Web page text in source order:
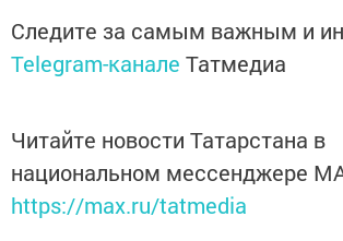
Следите за самым важным и
Telegram-канале Татмедиа
Читайте новости Татарстана в
национальном мессенджере
https://max.ru/tatmedia